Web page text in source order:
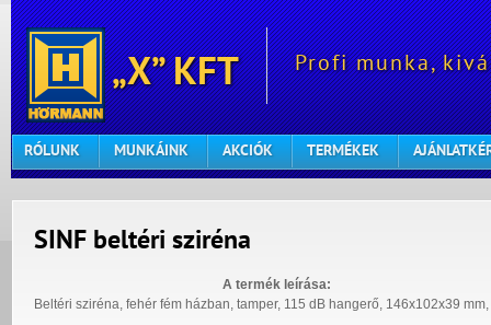
„X” KFT Profi munka,
RÓLUNK MUNKÁINK AKCIÓK TERMÉKEK
SINF beltéri sziréna
A termék leírása:
Beltéri sziréna, fehér fém házban, tamper, 115 dB hangerő, 146x102x39